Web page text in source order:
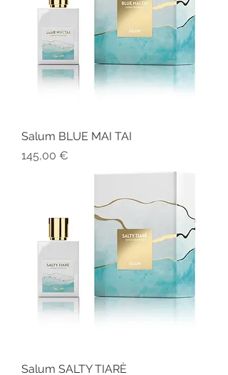
Salum BLUE MAI TAI
Prezzo
145,00 €
Salum SALTY TIARÈ